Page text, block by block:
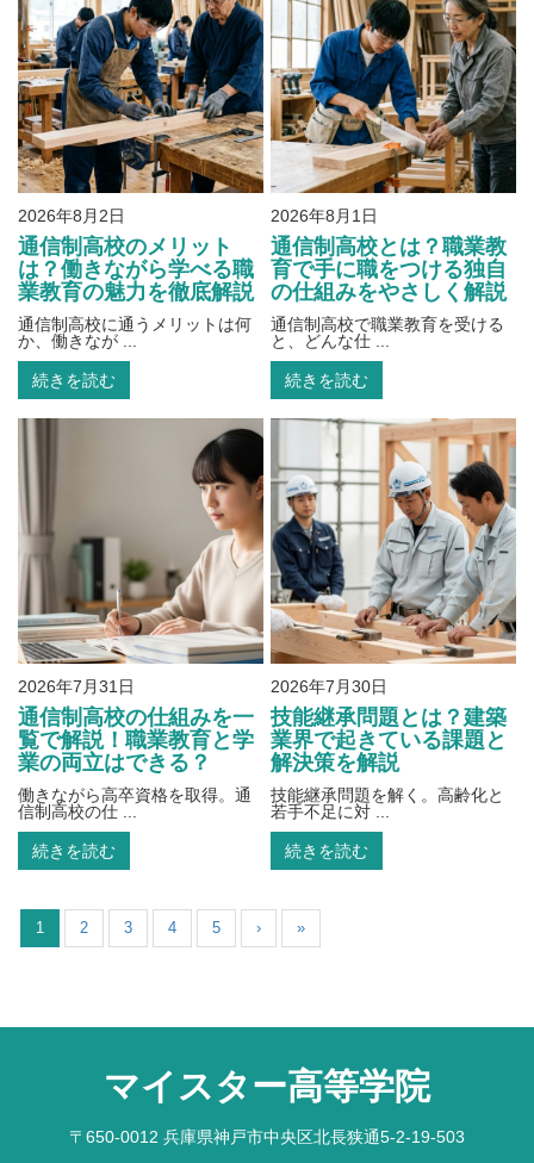
2026年8月2日
通信制高校のメリット
は？働きながら学べる職
業教育の魅力を徹底解説
通信制高校に通うメリットは何
か、働きなが ...
続きを読む
2026年8月1日
通信制高校とは？職業教
育で手に職をつける独自
の仕組みをやさしく解説
通信制高校で職業教育を受ける
と、どんな仕 ...
続きを読む
2026年7月31日
通信制高校の仕組みを一
覧で解説！職業教育と学
業の両立はできる？
働きながら高卒資格を取得。通
信制高校の仕 ...
続きを読む
2026年7月30日
技能継承問題とは？建築
業界で起きている課題と
解決策を解説
技能継承問題を解く。高齢化と
若手不足に対 ...
続きを読む
1 2 3 4 5 › »
マイスター高等学院
〒650-0012 兵庫県神戸市中央区北長狭通5-2-19-503